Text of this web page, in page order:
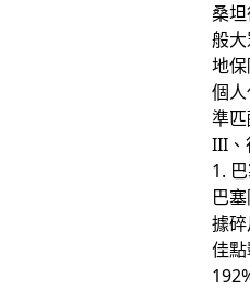
桑
般
地
個
準
III、
1.
巴
據
佳